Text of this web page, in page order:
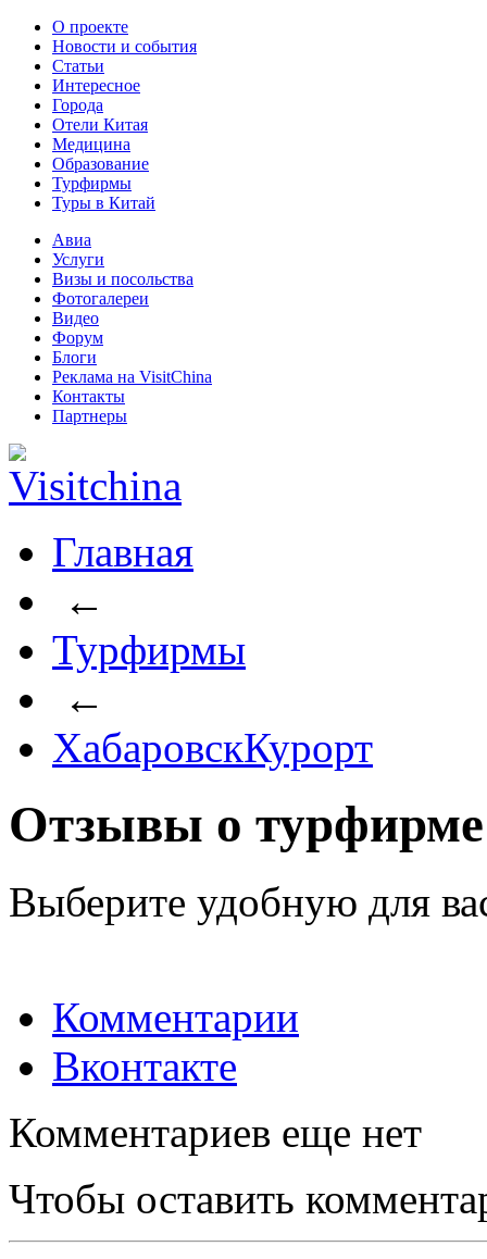
О проекте
Новости и события
Статьи
Интересное
Города
Отели Китая
Медицина
Образование
Турфирмы
Туры в Китай
Авиа
Услуги
Визы и посольства
Фотогалереи
Видео
Форум
Блоги
Реклама на VisitChina
Контакты
Партнеры
Главная
←
Турфирмы
←
ХабаровскКурорт
Отзывы о
Выберите удобную для
Комментарии
Вконтакте
Комментариев еще нет
Чтобы оставить